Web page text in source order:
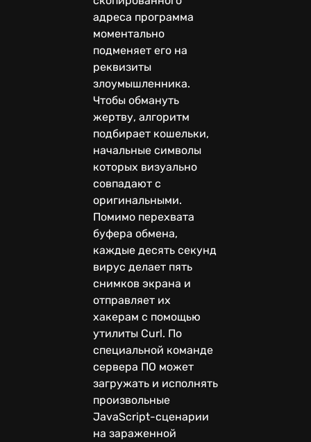
адреса программа
моментально
подменяет его на
реквизиты
злоумышленника.
Чтобы обмануть
жертву, алгоритм
подбирает кошельки,
начальные символы
которых визуально
совпадают с
оригинальными.
Помимо перехвата
буфера обмена,
каждые десять секунд
вирус делает пять
снимков экрана и
отправляет их
хакерам с помощью
утилиты Curl. По
специальной команде
сервера ПО может
загружать и исполнять
произвольные
JavaScript-сценарии
на зараженной